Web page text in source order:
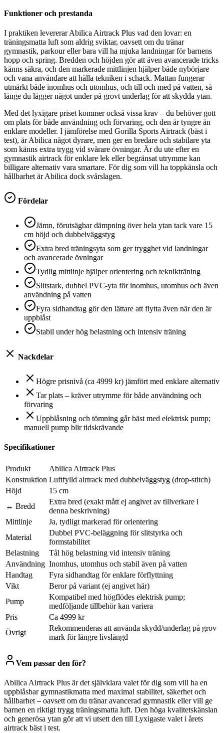
Funktioner och prestanda
I praktiken levererar Abilica Airtrack Plus vad den lovar: en
träningsmatta luft som aldrig sviktar, oavsett om du tränar
gymnastik, parkour eller bara vill ha mjuka landningar för barnens
hopp och spring. Bredden och höjden gör att även avancerade tricks
känns säkra, och den markerade mittlinjen hjälper både nybörjare
och vana användare att hålla tekniken i schack. Mattan fungerar
utmärkt både inomhus och utomhus, och till och med på vatten, så
länge du lägger något under på grovt underlag för att skydda ytan.
Med det lyxigare priset kommer också vissa krav – du behöver gott
om plats för både användning och förvaring, och den är tyngre än
enklare modeller. I jämförelse med Gorilla Sports Airtrack (bäst i
test), är Abilica något dyrare, men ger en bredare och stabilare yta
som känns extra trygg vid svårare övningar. Är du ute efter en
gymnastik airtrack för enklare lek eller begränsat utrymme kan
billigare alternativ vara smartare. För dig som vill ha toppkänsla och
hållbarhet är Abilica dock svårslagen.
Fördelar
Jämn, förutsägbar dämpning över hela ytan tack vare 15
cm höjd och dubbelväggstyg
Extra bred träningsyta som ger trygghet vid landningar
och avancerade övningar
Tydlig mittlinje hjälper orientering och teknikträning
Slitstark, dubbel PVC-yta för inomhus, utomhus och även
användning på vatten
Fyra sidhandtag gör den lättare att flytta även när den är
uppblåst
Stabil under hög belastning och intensiv träning
Nackdelar
Högre prisnivå (ca 4999 kr) jämfört med enklare alternativ
Tar plats – kräver utrymme för både användning och
förvaring
Uppblåsning och tömning går bäst med elektrisk pump;
manuell pump blir tidskrävande
Specifikationer
Produkt
Abilica Airtrack Plus
Konstruktion Luftfylld airtrack med dubbelväggstyg (drop-stitch)
Höjd
15 cm
↔ Bredd
Extra bred (exakt mått ej angivet av tillverkare i
denna beskrivning)
Mittlinje
Ja, tydligt markerad för orientering
Material
Dubbel PVC-beläggning för slitstyrka och
formstabilitet
Belastning
Tål hög belastning vid intensiv träning
Användning Inomhus, utomhus och stabil även på vatten
Handtag
Fyra sidhandtag för enklare förflyttning
Vikt
Beror på variant (ej angivet här)
Pump
Kompatibel med högflödes elektrisk pump;
medföljande tillbehör kan variera
Pris
Ca 4999 kr
Övrigt
Rekommenderas att använda skydd/underlag på grov
mark för längre livslängd
Vem passar den för?
Abilica Airtrack Plus är det självklara valet för dig som vill ha en
uppblåsbar gymnastikmatta med maximal stabilitet, säkerhet och
hållbarhet – oavsett om du tränar avancerad gymnastik eller vill ge
barnen en riktigt trygg träningsmatta luft. Den höga kvalitetskänslan
och generösa ytan gör att vi utsett den till Lyxigaste valet i årets
airtrack bäst i test.